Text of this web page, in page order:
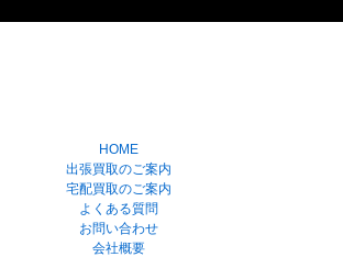
HOME
出張買取のご案内
宅配買取のご案内
よくある質問
お問い合わせ
会社概要